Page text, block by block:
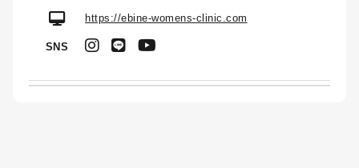
https://ebine-womens-clinic.com
SNS